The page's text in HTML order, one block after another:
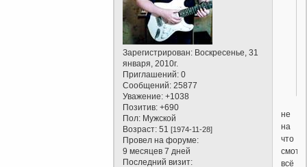
Зарегистрирован: Воскресенье, 31
января, 2010г.
Приглашений: 0
Сообщений: 25877
Уважение: +1038
Позитив: +690
Пол: Мужской
Возраст: 51[1974-11-28]
Провел на форуме:
9 месяцев 7 дней
Последний визит:
не
на
что
всё